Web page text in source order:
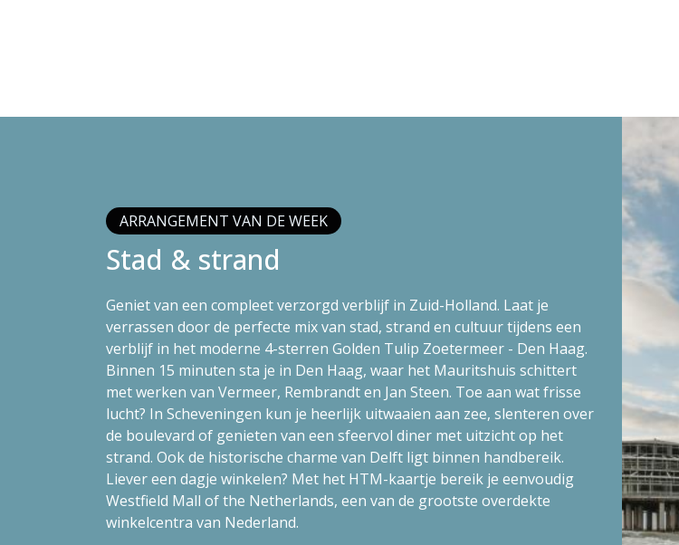
ARRANGEMENT VAN DE WEEK
Stad & strand
Geniet van een compleet verzorgd verblijf in Zuid-Holland. Laat je
verrassen door de perfecte mix van stad, strand en cultuur tijdens een
verblijf in het moderne 4-sterren Golden Tulip Zoetermeer - Den Haag.
Binnen 15 minuten sta je in Den Haag, waar het Mauritshuis schittert
met werken van Vermeer, Rembrandt en Jan Steen. Toe aan wat frisse
lucht? In Scheveningen kun je heerlijk uitwaaien aan zee, slenteren over
de boulevard of genieten van een sfeervol diner met uitzicht op het
strand. Ook de historische charme van Delft ligt binnen handbereik.
Liever een dagje winkelen? Met het HTM-kaartje bereik je eenvoudig
Westfield Mall of the Netherlands, een van de grootste overdekte
winkelcentra van Nederland.